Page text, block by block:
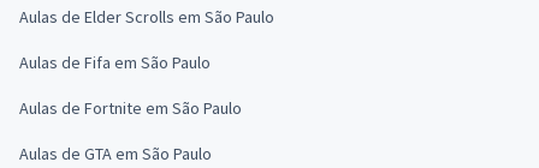
Aulas de Elder Scrolls em São Paulo
Aulas de Fifa em São Paulo
Aulas de Fortnite em São Paulo
Aulas de GTA em São Paulo